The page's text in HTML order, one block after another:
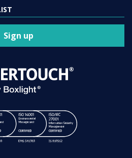
Sign up